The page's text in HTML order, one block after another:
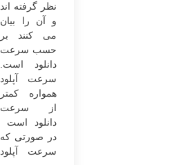
نظر گرفته اند
و آن را بیان
می کنند بر
حسب سرعت
دانلود است.
سرعت آپلود
همواره کمتر
از سرعت
دانلود است
در صورتی ‌که
سرعت آپلود